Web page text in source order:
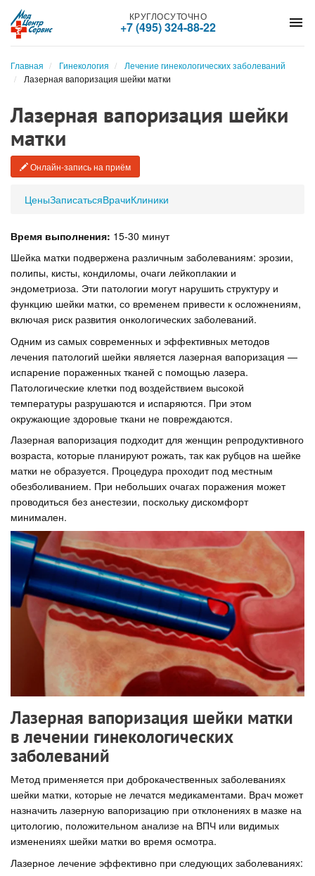
menu
КРУГЛОСУТОЧНО
+7 (495) 324-88-22
Главная Гинекология
Лечение гинекологических заболеваний
Лазерная вапоризация шейки матки
Лазерная вапоризация шейки
матки
Онлайн-запись на приём
ЦеныЗаписатьсяВрачиКлиники
Время выполнения: 15-30 минут
Шейка матки подвержена различным заболеваниям: эрозии,
полипы, кисты, кондиломы, очаги лейкоплакии и
эндометриоза. Эти патологии могут нарушить структуру и
функцию шейки матки, со временем привести к осложнениям,
включая риск развития онкологических заболеваний.
Одним из самых современных и эффективных методов
лечения патологий шейки является лазерная вапоризация —
испарение пораженных тканей с помощью лазера.
Патологические клетки под воздействием высокой
температуры разрушаются и испаряются. При этом
окружающие здоровые ткани не повреждаются.
Лазерная вапоризация подходит для женщин репродуктивного
возраста, которые планируют рожать, так как рубцов на шейке
матки не образуется. Процедура проходит под местным
обезболиванием. При небольших очагах поражения может
проводиться без анестезии, поскольку дискомфорт
минимален.
Лазерная вапоризация шейки матки
в лечении гинекологических
заболеваний
Метод применяется при доброкачественных заболеваниях
шейки матки, которые не лечатся медикаментами. Врач может
назначить лазерную вапоризацию при отклонениях в мазке на
цитологию, положительном анализе на ВПЧ или видимых
изменениях шейки матки во время осмотра.
Лазерное лечение эффективно при следующих заболеваниях: